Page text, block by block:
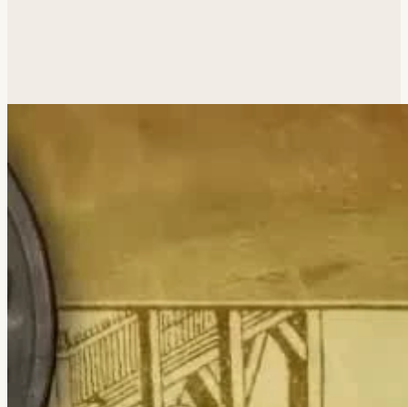
Похожая задача? Обсудим.
Анатолий ответит лично.
Написать→ Все работы